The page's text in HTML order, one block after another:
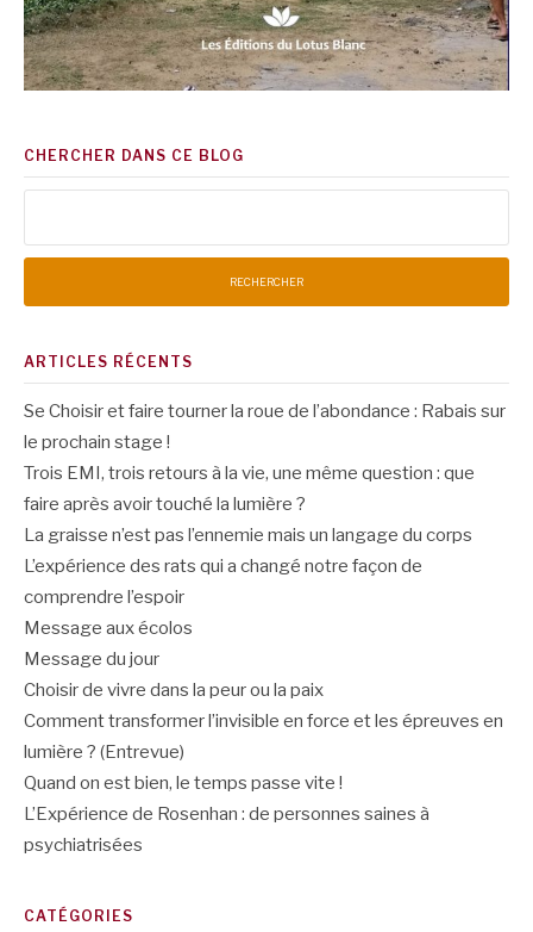
CHERCHER DANS CE BLOG
ARTICLES RÉCENTS
Se Choisir et faire tourner la roue de l’abondance : Rabais sur
le prochain stage !
Trois EMI, trois retours à la vie, une même question : que
faire après avoir touché la lumière ?
La graisse n’est pas l’ennemie mais un langage du corps
L’expérience des rats qui a changé notre façon de
comprendre l’espoir
Message aux écolos
Message du jour
Choisir de vivre dans la peur ou la paix
Comment transformer l’invisible en force et les épreuves en
lumière ? (Entrevue)
Quand on est bien, le temps passe vite !
L’Expérience de Rosenhan : de personnes saines à
psychiatrisées
CATÉGORIES